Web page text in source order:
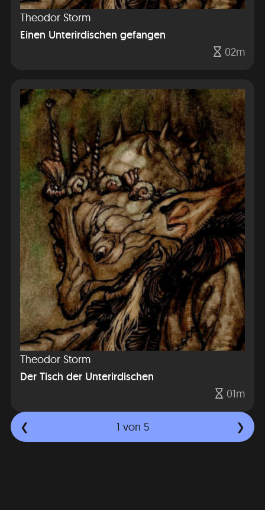
Einen Unterirdischen gefangen
Theodor Storm
02m
Der Tisch der Unterirdischen
Theodor Storm
01m
1 von 5